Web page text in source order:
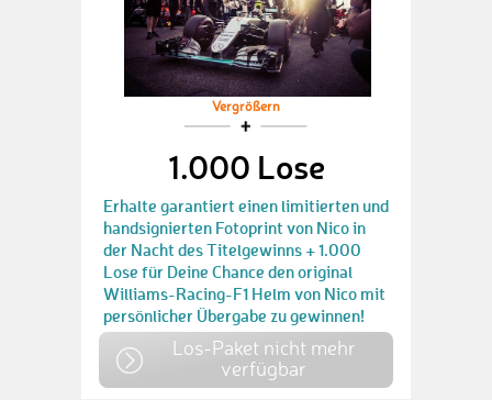
Vergrößern
1.000 Lose
Erhalte garantiert einen limitierten und
handsignierten Fotoprint von Nico in
der Nacht des Titelgewinns + 1.000
Lose für Deine Chance den original
Williams-Racing-F1 Helm von Nico mit
persönlicher Übergabe zu gewinnen!
Los-Paket nicht mehr
verfügbar